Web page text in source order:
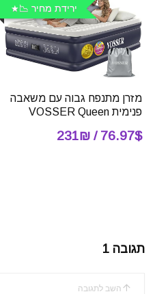
ירידת מחיר 📉
מזרן מתנפח גבוה עם משאבה
פנימית VOSSER Queen
76.97$ / 231₪
תגובה 1
השב לתגובה